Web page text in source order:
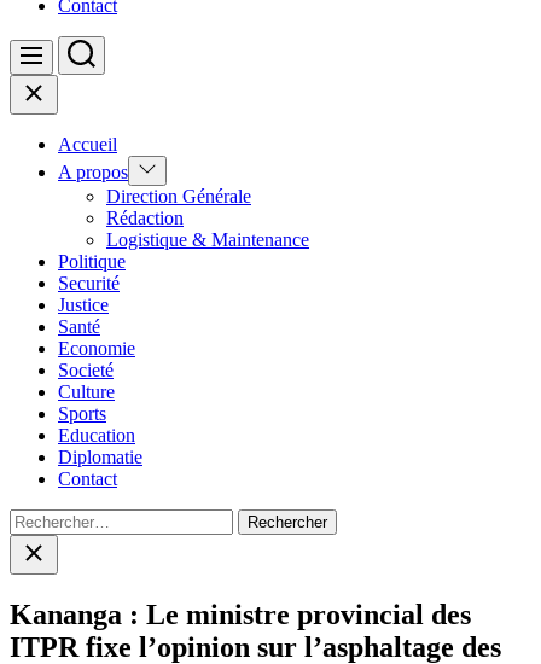
Contact
Menu Search
Close
Accueil
A propos Show
sub
menu
Direction Générale
Rédaction
Logistique & Maintenance
Politique
Securité
Justice
Santé
Economie
Societé
Culture
Sports
Education
Diplomatie
Contact
Rechercher :
Close
search
Kananga : Le ministre provincial des
ITPR fixe l’opinion sur l’asphaltage des